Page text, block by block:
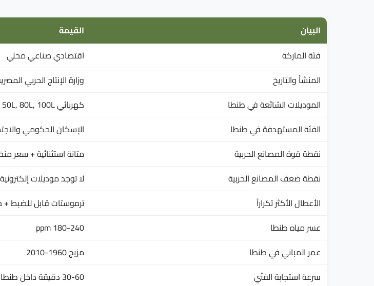
البيان
القيمة
فئة الماركة
اقتصادي صناعي محلي
المنشأ والتاريخ
وزارة الإنتاج الحربي
الموديلات الشائعة في طنطا
كهربائي 30L, 50L, 80L, 100L
الفئة المستهدفة في طنطا
الإسكان الحكومي
نقطة قوة المصانع الحربية
متانة استثنائية + سعر
نقطة ضعف المصانع الحربية
لا توجد موديلات
الأعطال الأكثر تكراراً
ترموستات قابل للضبط
عسر مياه طنطا
180-240 ppm
عمر المباني في طنطا
مزيج 1960-2010
سرعة استجابة الفنّي
30-60 دقيقة داخل طنطا